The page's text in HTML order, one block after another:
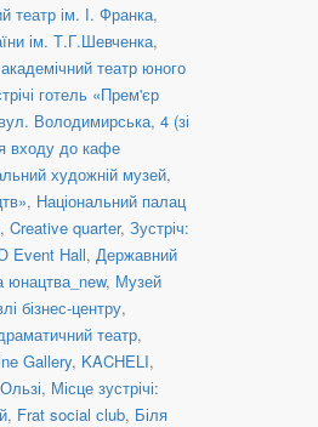
театр ім. І. Франка,
ім. Т.Г.Шевченка,
театр юного
готель «Прем'єр
Володимирська, 4 (зі
входу до кафе
художній музей,
, Національний палац
, Creative quarter, Зустріч:
Event Hall, Державний
юнацтва_new, Музей
бізнес-центру,
театр,
Gallery, KACHELI,
, Місце зустрічі:
, Frat social сlub, Біля